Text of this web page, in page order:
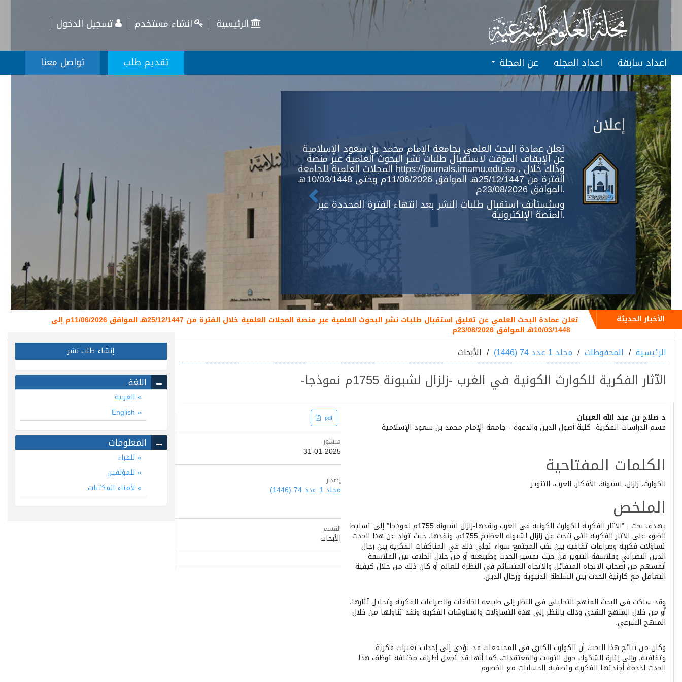
Quick
jump
to
page
content
Main
Navigation
Main
Content
Sidebar
الرئيسية انشاء مستخدم تسجيل الدخول
تقديم طلب تواصل معنا اعداد سابقة اعداد المجله عن المجلة
إعلان
تعلن عمادة البحث العلمي بجامعة الإمام محمد بن سعود الإسلامية
عن الإيقاف المؤقت لاستقبال طلبات نشر البحوث العلمية عبر منصة
المجلات العلمية للجامعة https://journals.imamu.edu.sa ، وذلك خلال
الفترة من 25/12/1447هـ الموافق 11/06/2026م وحتى 10/03/1448هـ
الموافق 23/08/2026م.
وسيُستأنف استقبال طلبات النشر بعد انتهاء الفترة المحددة عبر
المنصة الإلكترونية.
Previous Next
الأخبار الحديثة تعلن عمادة البحث العلمي عن تعليق استقبال طلبات نشر البحوث العلمية عبر منصة المجلات العلمية خلال الفترة من 25/12/1447هـ الموافق 11/06/2026م إلى
10/03/1448هـ الموافق 23/08/2026م
الرئيسية المحفوظات مجلد 1 عدد 74 (1446) الأبحاث
الآثار الفكرية للكوارث الكونية في الغرب -زلزال لشبونة 1755م نموذجا-
Main
Article
Content
د صلاح بن عبد الله العيبان
قسم الدراسات الفكرية- كلية أصول الدين والدعوة - جامعة الإمام محمد بن سعود الإسلامية
الكلمات المفتاحية
الكوارث، زلزال، لشبونة، الأفكار، الغرب، التنوير
الملخص
يهدف بحث : "الآثار الفكرية للكوارث الكونية في الغرب ونقدها-زلزال لشبونة 1755م نموذجا" إلى تسليط
الضوء على الآثار الفكرية التي نتجت عن زلزال لشبونة العظيم 1755م، ونقدها، حيث تولد عن هذا الحدث
تساؤلات فكرية وصراعات ثقافية بين نخب المجتمع سواء تجلى ذلك في المناكفات الفكرية بين رجال
الدين النصراني وفلاسفة التنوير من حيث تفسير الحدث وطبيعته أو من خلال الخلاف بين الفلاسفة
أنفسهم من أصحاب الاتجاه المتفائل والاتجاه المتشائم في النظرة للعالم أو كان ذلك من خلال كيفية
التعامل مع كارثية الحدث بين السلطة الدنيوية ورجال الدين.
وقد سلكت في البحث المنهج التحليلي في النظر إلى طبيعة الخلافات والصراعات الفكرية وتحليل آثارها،
أو من خلال المنهج النقدي وذلك بالنظر إلى هذه التساؤلات والمناوشات الفكرية ونقد تناولها من خلال
المنهج الشرعي.
وكان من نتائج هذا البحث، أن الكوارث الكبرى في المجتمعات قد تؤدي إلى إحداث تغيرات فكرية
وثقافية، وإلى إثارة الشكوك حول الثوابت والمعتقدات، كما أنها قد تجعل أطراف مختلفة توظف هذا
الحدث لخدمة أجندتها الفكرية وتصفية الحسابات مع الخصوم.
Article
Sidebar
pdf
منشور
31-01-2025
إصدار
مجلد 1 عدد 74 (1446)
القسم
الأبحاث
إنشاء طلب نشر
اللغة
العربية
المعلومات
للقراء
للمؤلفين
لأمناء المكتبات